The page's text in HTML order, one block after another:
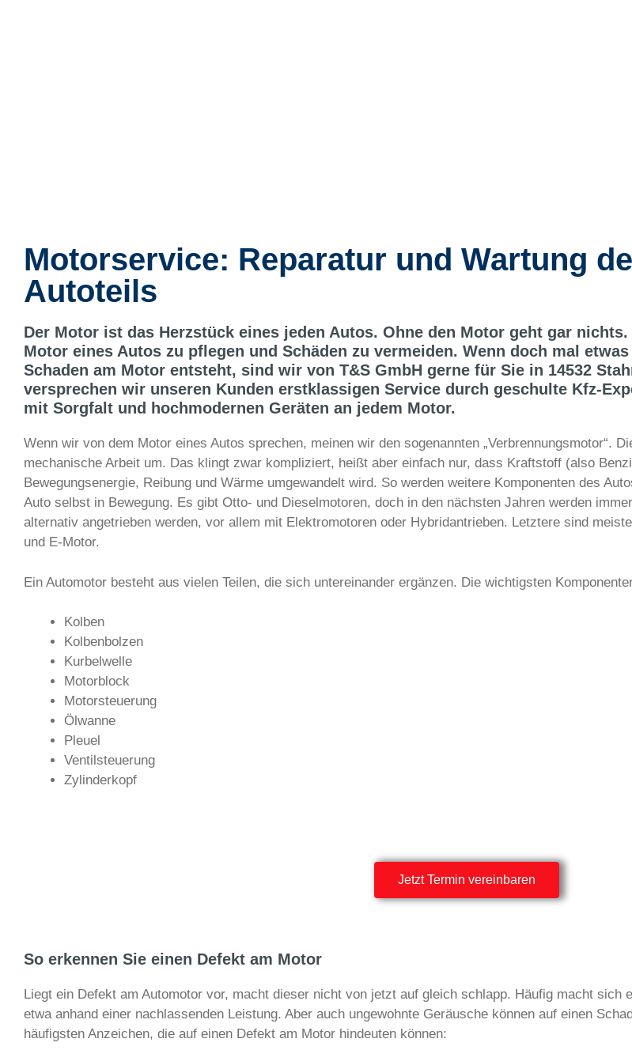
Motorservice: Reparatur und Wartung
Autoteils
Der Motor ist das Herzstück eines jeden Autos. Ohne den Motor geht gar
Motor eines Autos zu pflegen und Schäden zu vermeiden. Wenn doch mal
Schaden am Motor entsteht, sind wir von T&S GmbH gerne für Sie in 14532
versprechen wir unseren Kunden erstklassigen Service durch geschulte Kfz-
mit Sorgfalt und hochmodernen Geräten an jedem Motor.
Wenn wir von dem Motor eines Autos sprechen, meinen wir den sogenannten „Verbrennungsmotor“.
mechanische Arbeit um. Das klingt zwar kompliziert, heißt aber einfach nur, dass Kraftstoff (also
Bewegungsenergie, Reibung und Wärme umgewandelt wird. So werden weitere Komponenten des
Auto selbst in Bewegung. Es gibt Otto- und Dieselmotoren, doch in den nächsten Jahren werden
alternativ angetrieben werden, vor allem mit Elektromotoren oder Hybridantrieben. Letztere sind
und E-Motor.
Ein Automotor besteht aus vielen Teilen, die sich untereinander ergänzen. Die wichtigsten
Kolben
Kolbenbolzen
Kurbelwelle
Motorblock
Motorsteuerung
Ölwanne
Pleuel
Ventilsteuerung
Zylinderkopf
Jetzt Termin vereinbaren
So erkennen Sie einen Defekt am Motor
Liegt ein Defekt am Automotor vor, macht dieser nicht von jetzt auf gleich schlapp. Häufig macht sich
etwa anhand einer nachlassenden Leistung. Aber auch ungewohnte Geräusche können auf einen
häufigsten Anzeichen, die auf einen Defekt am Motor hindeuten können: